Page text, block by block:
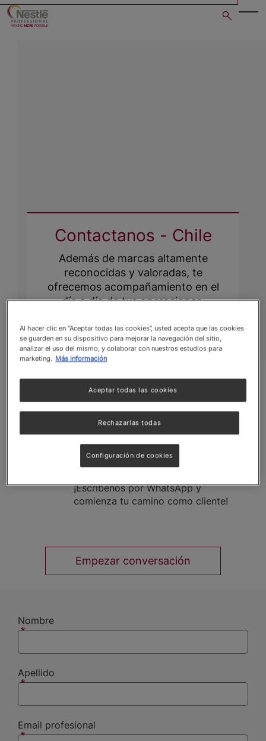
Skip
Contactanos - Chile
Además de marcas altamente
reconocidas y valoradas, te
ofrecemos acompañamiento en el
día a día de tus operaciones,
talentos experimentados.
¿Tienes un negocio y necesitas
productos Nestlé?
¡Escríbenos por WhatsApp y
comienza tu camino como cliente!
Empezar conversación
Nombre
Apellido
Email profesional
Al hacer clic en “Aceptar todas las cookies”, usted acepta que las cookies
se guarden en su dispositivo para mejorar la navegación del sitio,
analizar el uso del mismo, y colaborar con nuestros estudios para
marketing. Más información
Rechazarlas todas
Aceptar todas las cookies
Configuración de cookies